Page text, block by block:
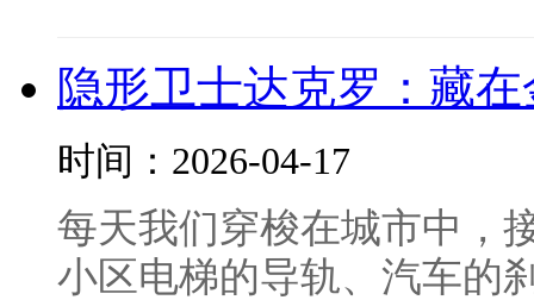
隐形卫士达克罗：藏
时间：2026-04-17
每天我们穿梭在城市中
小区电梯的导轨、汽车的